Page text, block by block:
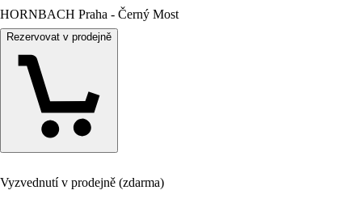
HORNBACH Praha - Černý Most
Rezervovat v prodejně
Vyzvednutí v prodejně (zdarma)